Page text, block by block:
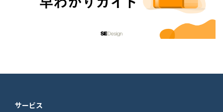
サービス